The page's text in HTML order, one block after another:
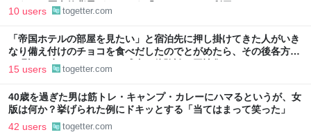
どうやら歴史的背景がありそう「ジモティーを利用しては？」
10 users togetter.com
「帝国ホテルの部屋を見たい」と宿泊先に押し掛けてきた人がいき
なり備え付けのチョコを食べだしたのでとがめたら、その後各方面
に呪詛を吐かれまくった→残念な体験談に同情集まる
15 users togetter.com
40歳を過ぎた男は筋トレ・キャンプ・カレーにハマるというが、女
版は何か？挙げられた例にドキッとする「当てはまって笑った」
42 users togetter.com